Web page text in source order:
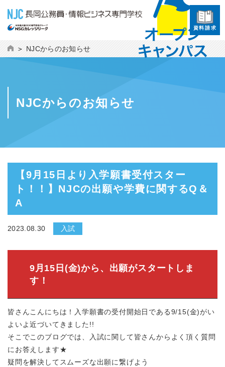
資料請求
NJCからのお知らせ
NJCからのお知らせ
【9月15日より入学願書受付スター
ト！！】NJCの出願や学費に関するQ＆
A
2023.08.30 入試
9月15日(金)から、出願がスタートしま
す！
皆さんこんにちは！入学願書の受付開始日である9/15(金)がい
よいよ近づいてきました!!
そこでこのブログでは、入試に関して皆さんからよく頂く質問
にお答えします★
疑問を解決してスムーズな出願に繋げよう